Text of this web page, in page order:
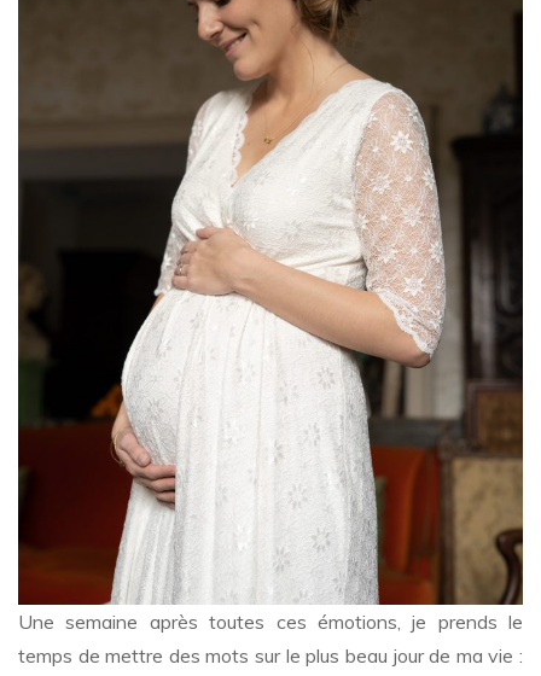
Une semaine après toutes ces émotions, je prends le
temps de mettre des mots sur le plus beau jour de ma vie :